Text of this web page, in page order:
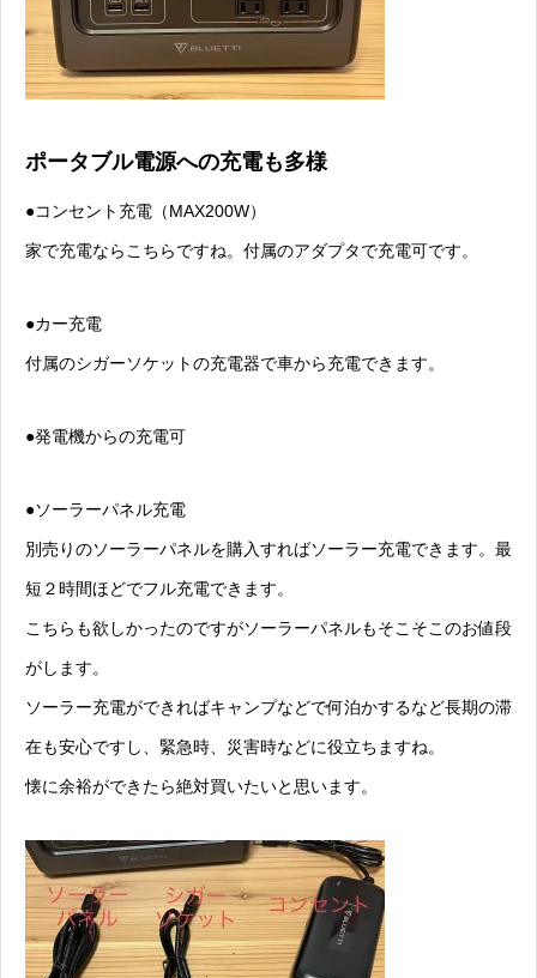
ポータブル電源への充電も多様
●コンセント充電（MAX200W）
家で充電ならこちらですね。付属のアダプタで充電可です。
●カー充電
付属のシガーソケットの充電器で車から充電できます。
●発電機からの充電可
●ソーラーパネル充電
別売りのソーラーパネルを購入すればソーラー充電できます。最
短２時間ほどでフル充電できます。
こちらも欲しかったのですがソーラーパネルもそこそこのお値段
がします。
ソーラー充電ができればキャンプなどで何泊かするなど長期の滞
在も安心ですし、緊急時、災害時などに役立ちますね。
懐に余裕ができたら絶対買いたいと思います。